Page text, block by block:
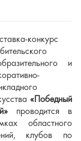
конкурс
и
«Победный
проводится в
областного
клубов по